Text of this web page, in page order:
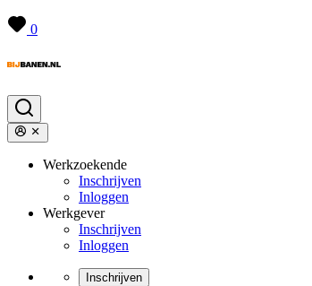
0
Werkzoekende
Inschrijven
Inloggen
Werkgever
Inschrijven
Inloggen
Inschrijven